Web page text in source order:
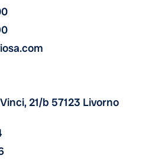
21/b 57123 Livorno